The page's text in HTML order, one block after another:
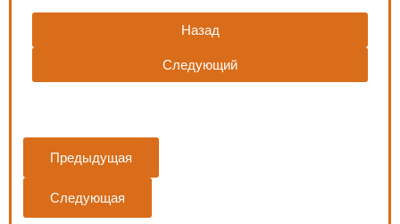
Назад
Следующий
Предыдущая
Следующая